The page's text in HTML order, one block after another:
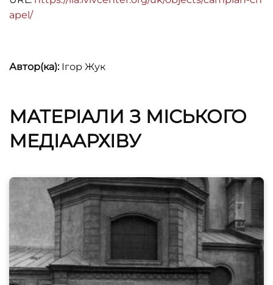
apel/
Автор(ка):Ігор Жук
МАТЕРІАЛИ З МІСЬКОГО
МЕДІААРХІВУ